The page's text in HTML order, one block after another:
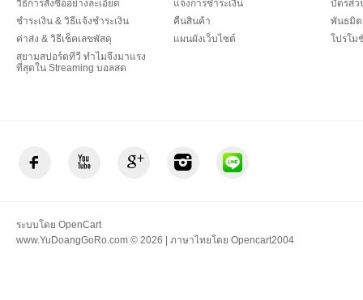
วิธีการสั่งซื้ออย่างละเอียด
ชำระเงิน & วิธีแจ้งชำระเงิน
ค่าส่ง & วิธีเช็คเลขพัสดุ
สยามสปอร์ตทีวี ทำไมจึงมาแรง
ที่สุดใน Streaming บอลสด
แจ้งการชำระเงิน
คืนสินค้า
แผนผังเว็บไซต์
บัตรส่ว
พันธมิต
โปรโม
ระบบโดย OpenCart
www.YuDoangGoRo.com © 2026 | ภาษาไทยโดย Opencart2004